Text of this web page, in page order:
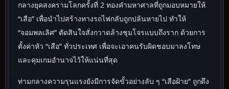
กลางยุคสงครามโลกครั้งที่ 2 ทองคำมหาศาลที่ถูกมอบหมายให้
“เสือ” เพื่อนำไปสร้างทางรถไฟกลับถูกปล้นหายไป ทำให้
“จอมพลเลิศ” ตัดสินใจสั่งกวาดล้างชุมโจรแบบถึงราก ด้วยการ
ตั้งค่าหัว “เสือ” ทั่วประเทศ เพื่อจะเอาคนรับผิดชอบมาลงโทษ
และคุมเกมอำนาจไว้ให้แน่นที่สุด
ท่ามกลางความรุนแรงยังมีการจัดขั้วอย่างลับ ๆ “เสือฝ้าย” ถูกดึง